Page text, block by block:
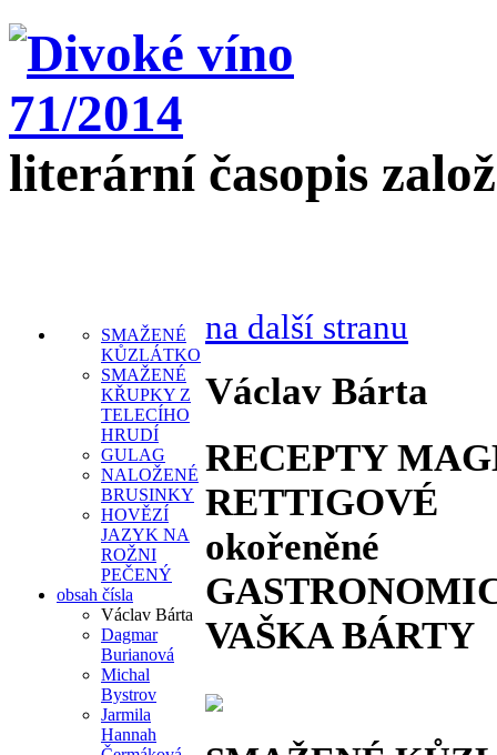
literární časopis
SMAŽENÉ
KŮZLÁTKO
SMAŽENÉ
KŘUPKY Z
TELECÍHO
HRUDÍ
GULAG
NALOŽENÉ
BRUSINKY
HOVĚZÍ
JAZYK NA
ROŽNI
PEČENÝ
obsah čísla
Václav Bárta
Dagmar
Burianová
Michal
Bystrov
Jarmila
Hannah
na další stranu
Václav Bárta
RECEPTY
RETTIGOVÉ
okořeněné
VAŠKA BÁRTY